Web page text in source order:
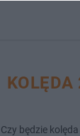
Czy będzie